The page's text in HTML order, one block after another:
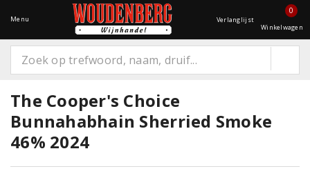
Menu Verlanglijst
0
Winkelwagen
The Cooper's Choice
Bunnahabhain Sherried Smoke
46% 2024